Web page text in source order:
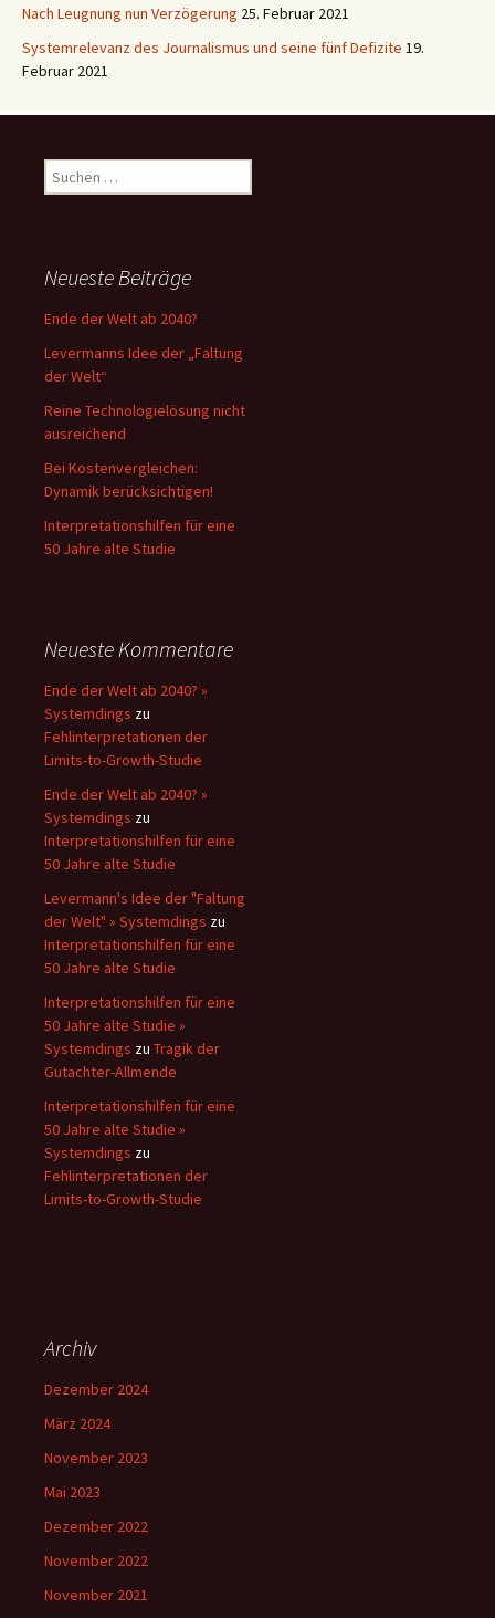
Nach Leugnung nun Verzögerung 25. Februar 2021
Systemrelevanz des Journalismus und seine fünf Defizite 19.
Februar 2021
Suchen
nach:
Neueste Beiträge
Ende der Welt ab 2040?
Levermanns Idee der „Faltung
der Welt“
Reine Technologielösung nicht
ausreichend
Bei Kostenvergleichen:
Dynamik berücksichtigen!
Interpretationshilfen für eine
50 Jahre alte Studie
Neueste Kommentare
Ende der Welt ab 2040? »
Systemdings zu
Fehlinterpretationen der
Limits-to-Growth-Studie
Ende der Welt ab 2040? »
Systemdings zu
Interpretationshilfen für eine
50 Jahre alte Studie
Levermann's Idee der "Faltung
der Welt" » Systemdings zu
Interpretationshilfen für eine
50 Jahre alte Studie
Interpretationshilfen für eine
50 Jahre alte Studie »
Systemdings zu Tragik der
Gutachter-Allmende
Interpretationshilfen für eine
50 Jahre alte Studie »
Systemdings zu
Fehlinterpretationen der
Limits-to-Growth-Studie
Archiv
Dezember 2024
März 2024
November 2023
Mai 2023
Dezember 2022
November 2022
November 2021